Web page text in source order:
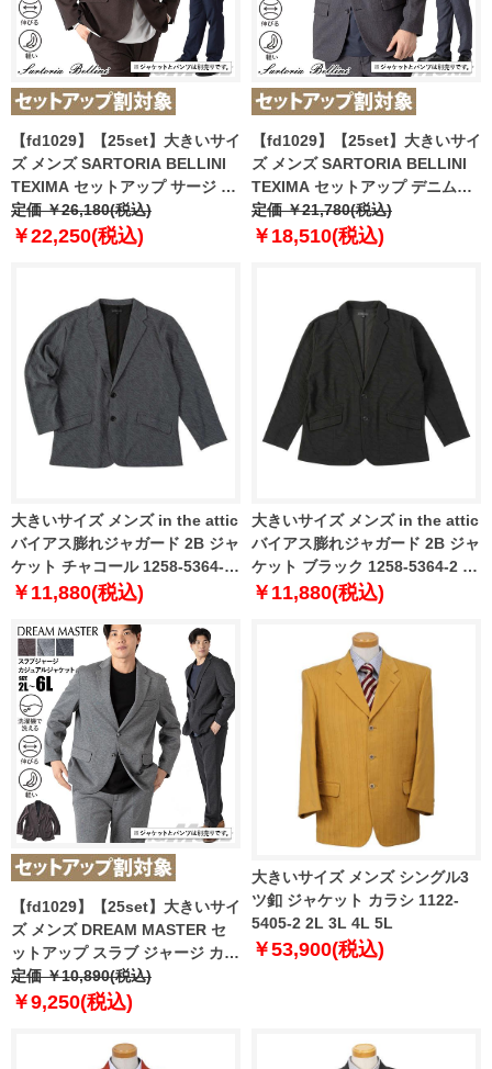
【fd1029】【25set】大きいサイ
ズ メンズ SARTORIA BELLINI
TEXIMA セットアップ サージ ス
トレッチ ジャケット 軽量 ウォッ
シャブル スマリラ 52870b-jk
定価 ￥26,180(税込)
￥22,250(税込)
【fd1029】【25set】大きいサイ
ズ メンズ SARTORIA BELLINI
TEXIMA セットアップ デニムラ
イク ストレッチ ジャケット 軽量
ウォッシャブル スマリラ
定価 ￥21,780(税込)
￥18,510(税込)
大きいサイズ メンズ in the attic
バイアス膨れジャガード 2B ジャ
ケット チャコール 1258-5364-1
3L 4L 5L 6L
￥11,880(税込)
大きいサイズ メンズ in the attic
バイアス膨れジャガード 2B ジャ
ケット ブラック 1258-5364-2 3L
4L 5L 6L
￥11,880(税込)
【fd1029】【25set】大きいサイ
ズ メンズ DREAM MASTER セ
ットアップ スラブ ジャージ カジ
ュアル ジャケット 軽量 ウォッシ
ャブル スマリラ azw2534-sj
定価 ￥10,890(税込)
￥9,250(税込)
大きいサイズ メンズ シングル3
ツ釦 ジャケット カラシ 1122-
5405-2 2L 3L 4L 5L
￥53,900(税込)